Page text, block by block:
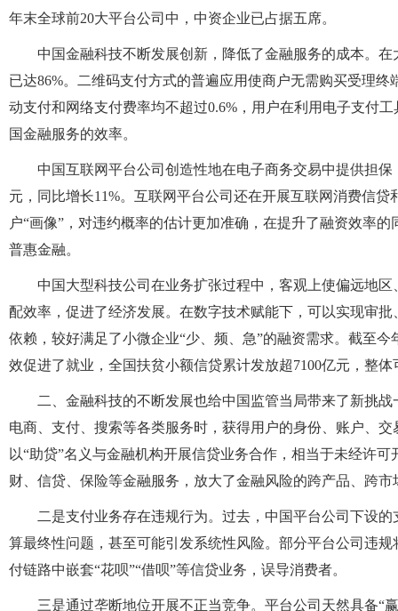
年末全球前20大平台公司中，中资企业已占据五席。
中国金融科技不断发展创新，降低了金融服务的成本。
已达86%。二维码支付方式的普遍应用使商户无需购买受理
动支付和网络支付费率均不超过0.6%，用户在利用电子支付
国金融服务的效率。
中国互联网平台公司创造性地在电子商务交易中提供担
元，同比增长11%。互联网平台公司还在开展互联网消费信
户“画像”，对违约概率的估计更加准确，在提升了融资效率
普惠金融。
中国大型科技公司在业务扩张过程中，客观上使偏远地
配效率，促进了经济发展。在数字技术赋能下，可以实现审
依赖，较好满足了小微企业“少、频、急”的融资需求。截至
效促进了就业，全国扶贫小额信贷累计发放超7100亿元，整体
二、金融科技的不断发展也给中国监管当局带来了新挑
电商、支付、搜索等各类服务时，获得用户的身份、账户、
以“助贷”名义与金融机构开展信贷业务合作，相当于未经许
财、信贷、保险等金融服务，放大了金融风险的跨产品、跨市
二是支付业务存在违规行为。过去，中国平台公司下设
算最终性问题，甚至可能引发系统性风险。部分平台公司违
付链路中嵌套“花呗”“借呗”等信贷业务，误导消费者。
三是通过垄断地位开展不正当竞争。平台公司天然具备“